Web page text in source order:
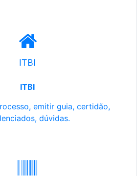
ITBI
ITBI
emitir guia, certidão,
dúvidas.